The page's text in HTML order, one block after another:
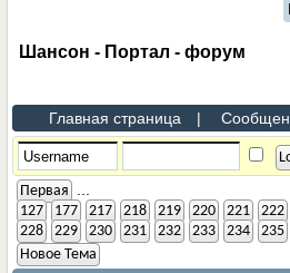
Шансон - Портал - форум
Главная страница |
Первая
127 177 217 218 219 220 221 222
228
229 230 231 232 233 234 235
Новое Тема